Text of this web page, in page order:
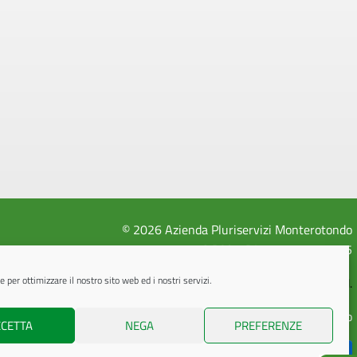
per ottimizzare il nostro sito web ed i nostri servizi.
NEGA PREFERENZE
© 2026 Azienda Pluriservizi Monterotondo
A.P.M. - P.Iva 05843451005
Powered by
Internet Idee S.r.l.
riservata è dedicato esclusivamente agli operatori del sito